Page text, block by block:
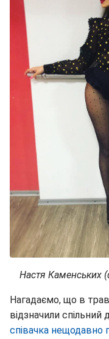
Настя Каменських
Нагадаємо, що в
відзначили
співачка нещодавно